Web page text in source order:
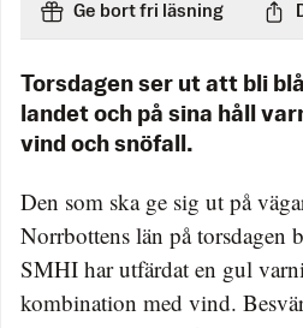
Ge bort fri läsning
Torsdagen ser ut att bli
landet och på sina håll
vind och snöfall.
Den som ska ge sig ut på
Norrbottens län på torsdagen
SMHI har utfärdat en gul
kombination med vind.